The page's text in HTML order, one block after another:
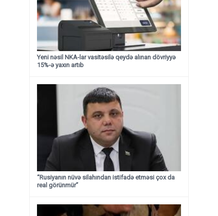
Yeni nəsil NKA-lar vasitəsilə qeydə alınan dövriyyə
15%-ə yaxın artıb
“Rusiyanın nüvə silahından istifadə etməsi çox da
real görünmür”